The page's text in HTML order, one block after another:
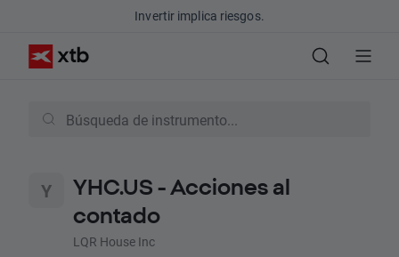
Invertir implica riesgos.
YHC.US - Acciones al
contado
LQR House Inc